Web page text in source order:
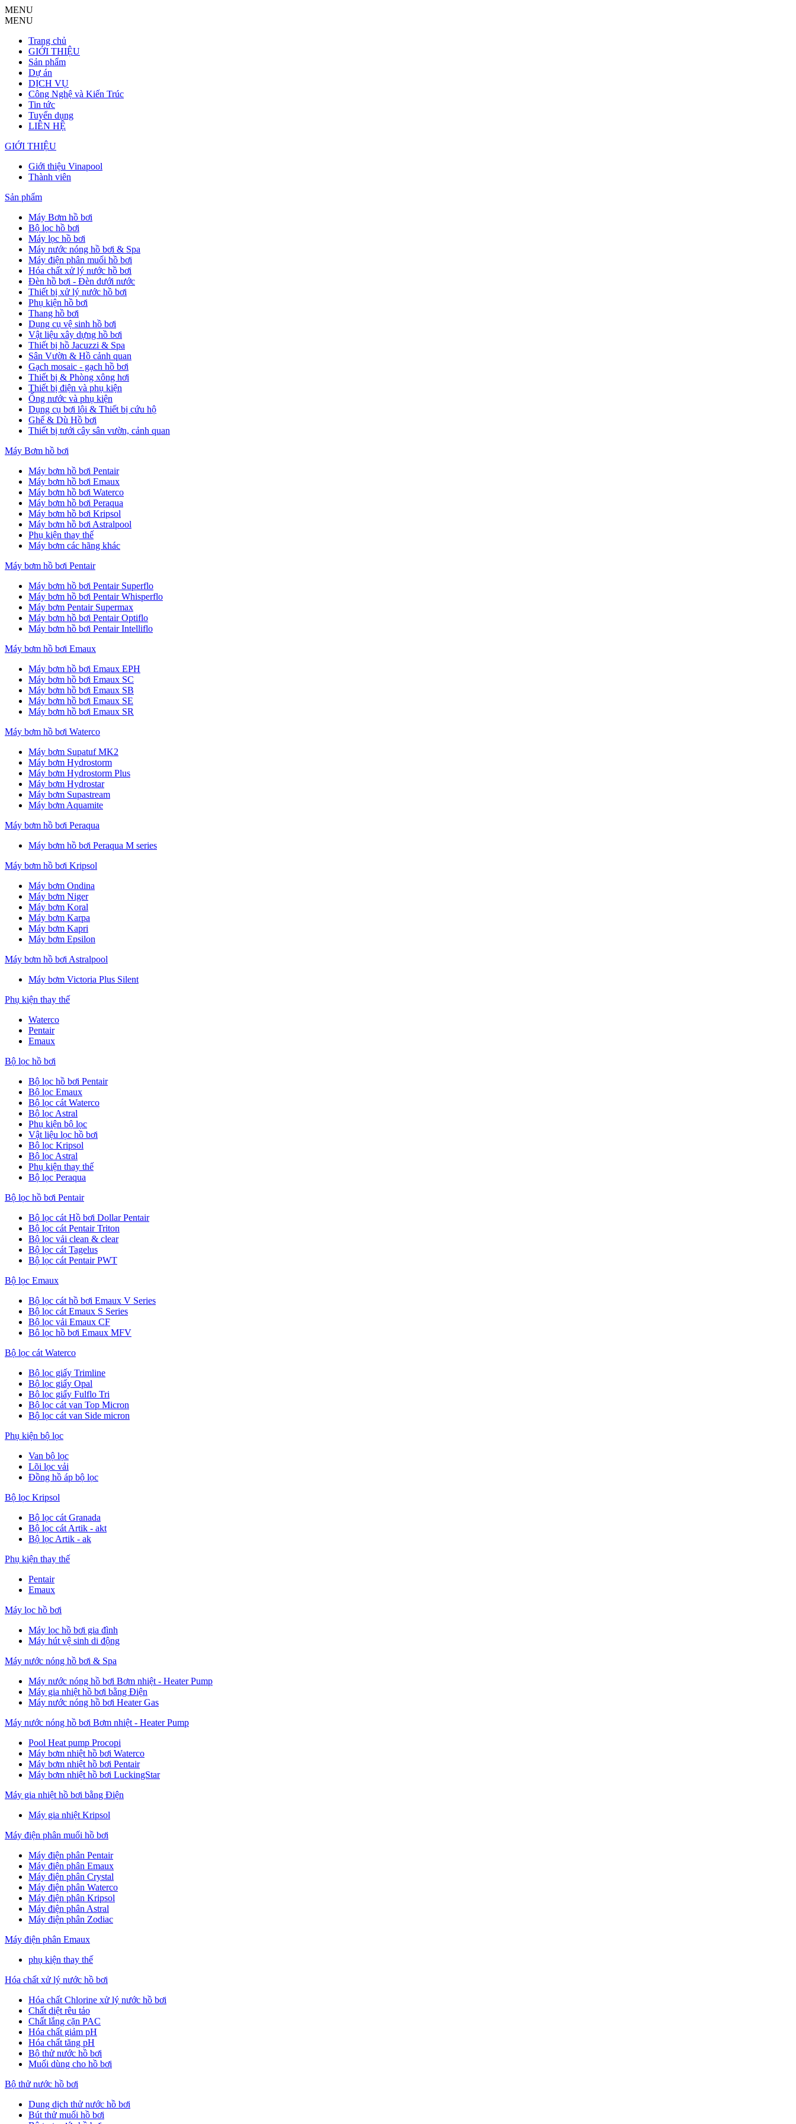
MENU
MENU
Trang chủ
GIỚI THIỆU
Sản phẩm
Dự án
DỊCH VỤ
Công Nghệ và Kiến Trúc
Tin tức
Tuyển dụng
LIÊN HỆ
GIỚI THIỆU
Giới thiệu Vinapool
Thành viên
Sản phẩm
Máy Bơm hồ bơi
Bộ lọc hồ bơi
Máy lọc hồ bơi
Máy nước nóng hồ bơi & Spa
Máy điện phân muối hồ bơi
Hóa chất xử lý nước hồ bơi
Đèn hồ bơi - Đèn dưới nước
Thiết bị xử lý nước hồ bơi
Phụ kiện hồ bơi
Thang hồ bơi
Dụng cụ vệ sinh hồ bơi
Vật liệu xây dựng hồ bơi
Thiết bị hồ Jacuzzi & Spa
Sân Vườn & Hồ cảnh quan
Gạch mosaic - gạch hồ bơi
Thiết bị & Phòng xông hơi
Thiết bị điện và phụ kiện
Ống nước và phụ kiện
Dụng cụ bơi lội & Thiết bị cứu hộ
Ghế & Dù Hồ bơi
Thiết bị tưới cây sân vườn, cảnh quan
Máy Bơm hồ bơi
Máy bơm hồ bơi Pentair
Máy bơm hồ bơi Emaux
Máy bơm hồ bơi Waterco
Máy bơm hồ bơi Peraqua
Máy bơm hồ bơi Kripsol
Máy bơm hồ bơi Astralpool
Phụ kiện thay thế
Máy bơm các hãng khác
Máy bơm hồ bơi Pentair
Máy bơm hồ bơi Pentair Superflo
Máy bơm hồ bơi Pentair Whisperflo
Máy bơm Pentair Supermax
Máy bơm hồ bơi Pentair Optiflo
Máy bơm hồ bơi Pentair Intelliflo
Máy bơm hồ bơi Emaux
Máy bơm hồ bơi Emaux EPH
Máy bơm hồ bơi Emaux SC
Máy bơm hồ bơi Emaux SB
Máy bơm hồ bơi Emaux SE
Máy bơm hồ bơi Emaux SR
Máy bơm hồ bơi Waterco
Máy bơm Supatuf MK2
Máy bơm Hydrostorm
Máy bơm Hydrostorm Plus
Máy bơm Hydrostar
Máy bơm Supastream
Máy bơm Aquamite
Máy bơm hồ bơi Peraqua
Máy bơm hồ bơi Peraqua M series
Máy bơm hồ bơi Kripsol
Máy bơm Ondina
Máy bơm Niger
Máy bơm Koral
Máy bơm Karpa
Máy bơm Kapri
Máy bơm Epsilon
Máy bơm hồ bơi Astralpool
Máy bơm Victoria Plus Silent
Phụ kiện thay thế
Waterco
Pentair
Emaux
Bộ lọc hồ bơi
Bộ lọc hồ bơi Pentair
Bộ lọc Emaux
Bộ lọc cát Waterco
Bộ lọc Astral
Phụ kiện bộ lọc
Vật liệu lọc hồ bơi
Bộ lọc Kripsol
Bộ lọc Astral
Phụ kiện thay thế
Bộ lọc Peraqua
Bộ lọc hồ bơi Pentair
Bộ lọc cát Hồ bơi Dollar Pentair
Bộ lọc cát Pentair Triton
Bộ lọc vải clean & clear
Bộ lọc cát Tagelus
Bộ lọc cát Pentair PWT
Bộ lọc Emaux
Bộ lọc cát hồ bơi Emaux V Series
Bộ lọc cát Emaux S Series
Bộ lọc vải Emaux CF
Bô lọc hồ bơi Emaux MFV
Bộ lọc cát Waterco
Bộ lọc giấy Trimline
Bộ lọc giấy Opal
Bộ lọc giấy Fulflo Tri
Bộ lọc cát van Top Micron
Bộ lọc cát van Side micron
Phụ kiện bộ lọc
Van bộ lọc
Lõi lọc vải
Đồng hồ áp bộ lọc
Bộ lọc Kripsol
Bộ lọc cát Granada
Bộ lọc cát Artik - akt
Bộ lọc Artik - ak
Phụ kiện thay thế
Pentair
Emaux
Máy lọc hồ bơi
Máy lọc hồ bơi gia đình
Máy hút vệ sinh di động
Máy nước nóng hồ bơi & Spa
Máy nước nóng hồ bơi Bơm nhiệt - Heater Pump
Máy gia nhiệt hồ bơi bằng Điện
Máy nước nóng hồ bơi Heater Gas
Máy nước nóng hồ bơi Bơm nhiệt - Heater Pump
Pool Heat pump Procopi
Máy bơm nhiệt hồ bơi Waterco
Máy bơm nhiệt hồ bơi Pentair
Máy bơm nhiệt hồ bơi LuckingStar
Máy gia nhiệt hồ bơi bằng Điện
Máy gia nhiệt Kripsol
Máy điện phân muối hồ bơi
Máy điện phân Pentair
Máy điện phân Emaux
Máy điện phân Crystal
Máy điện phân Waterco
Máy điện phân Kripsol
Máy điện phân Astral
Máy điện phân Zodiac
Máy điện phân Emaux
phụ kiện thay thế
Hóa chất xử lý nước hồ bơi
Hóa chất Chlorine xử lý nước hồ bơi
Chất diệt rêu tảo
Chất lắng cặn PAC
Hóa chất giảm pH
Hóa chất tăng pH
Bộ thử nước hồ bơi
Muối dùng cho hồ bơi
Bộ thử nước hồ bơi
Dung dịch thử nước hồ bơi
Bút thử muối hồ bơi